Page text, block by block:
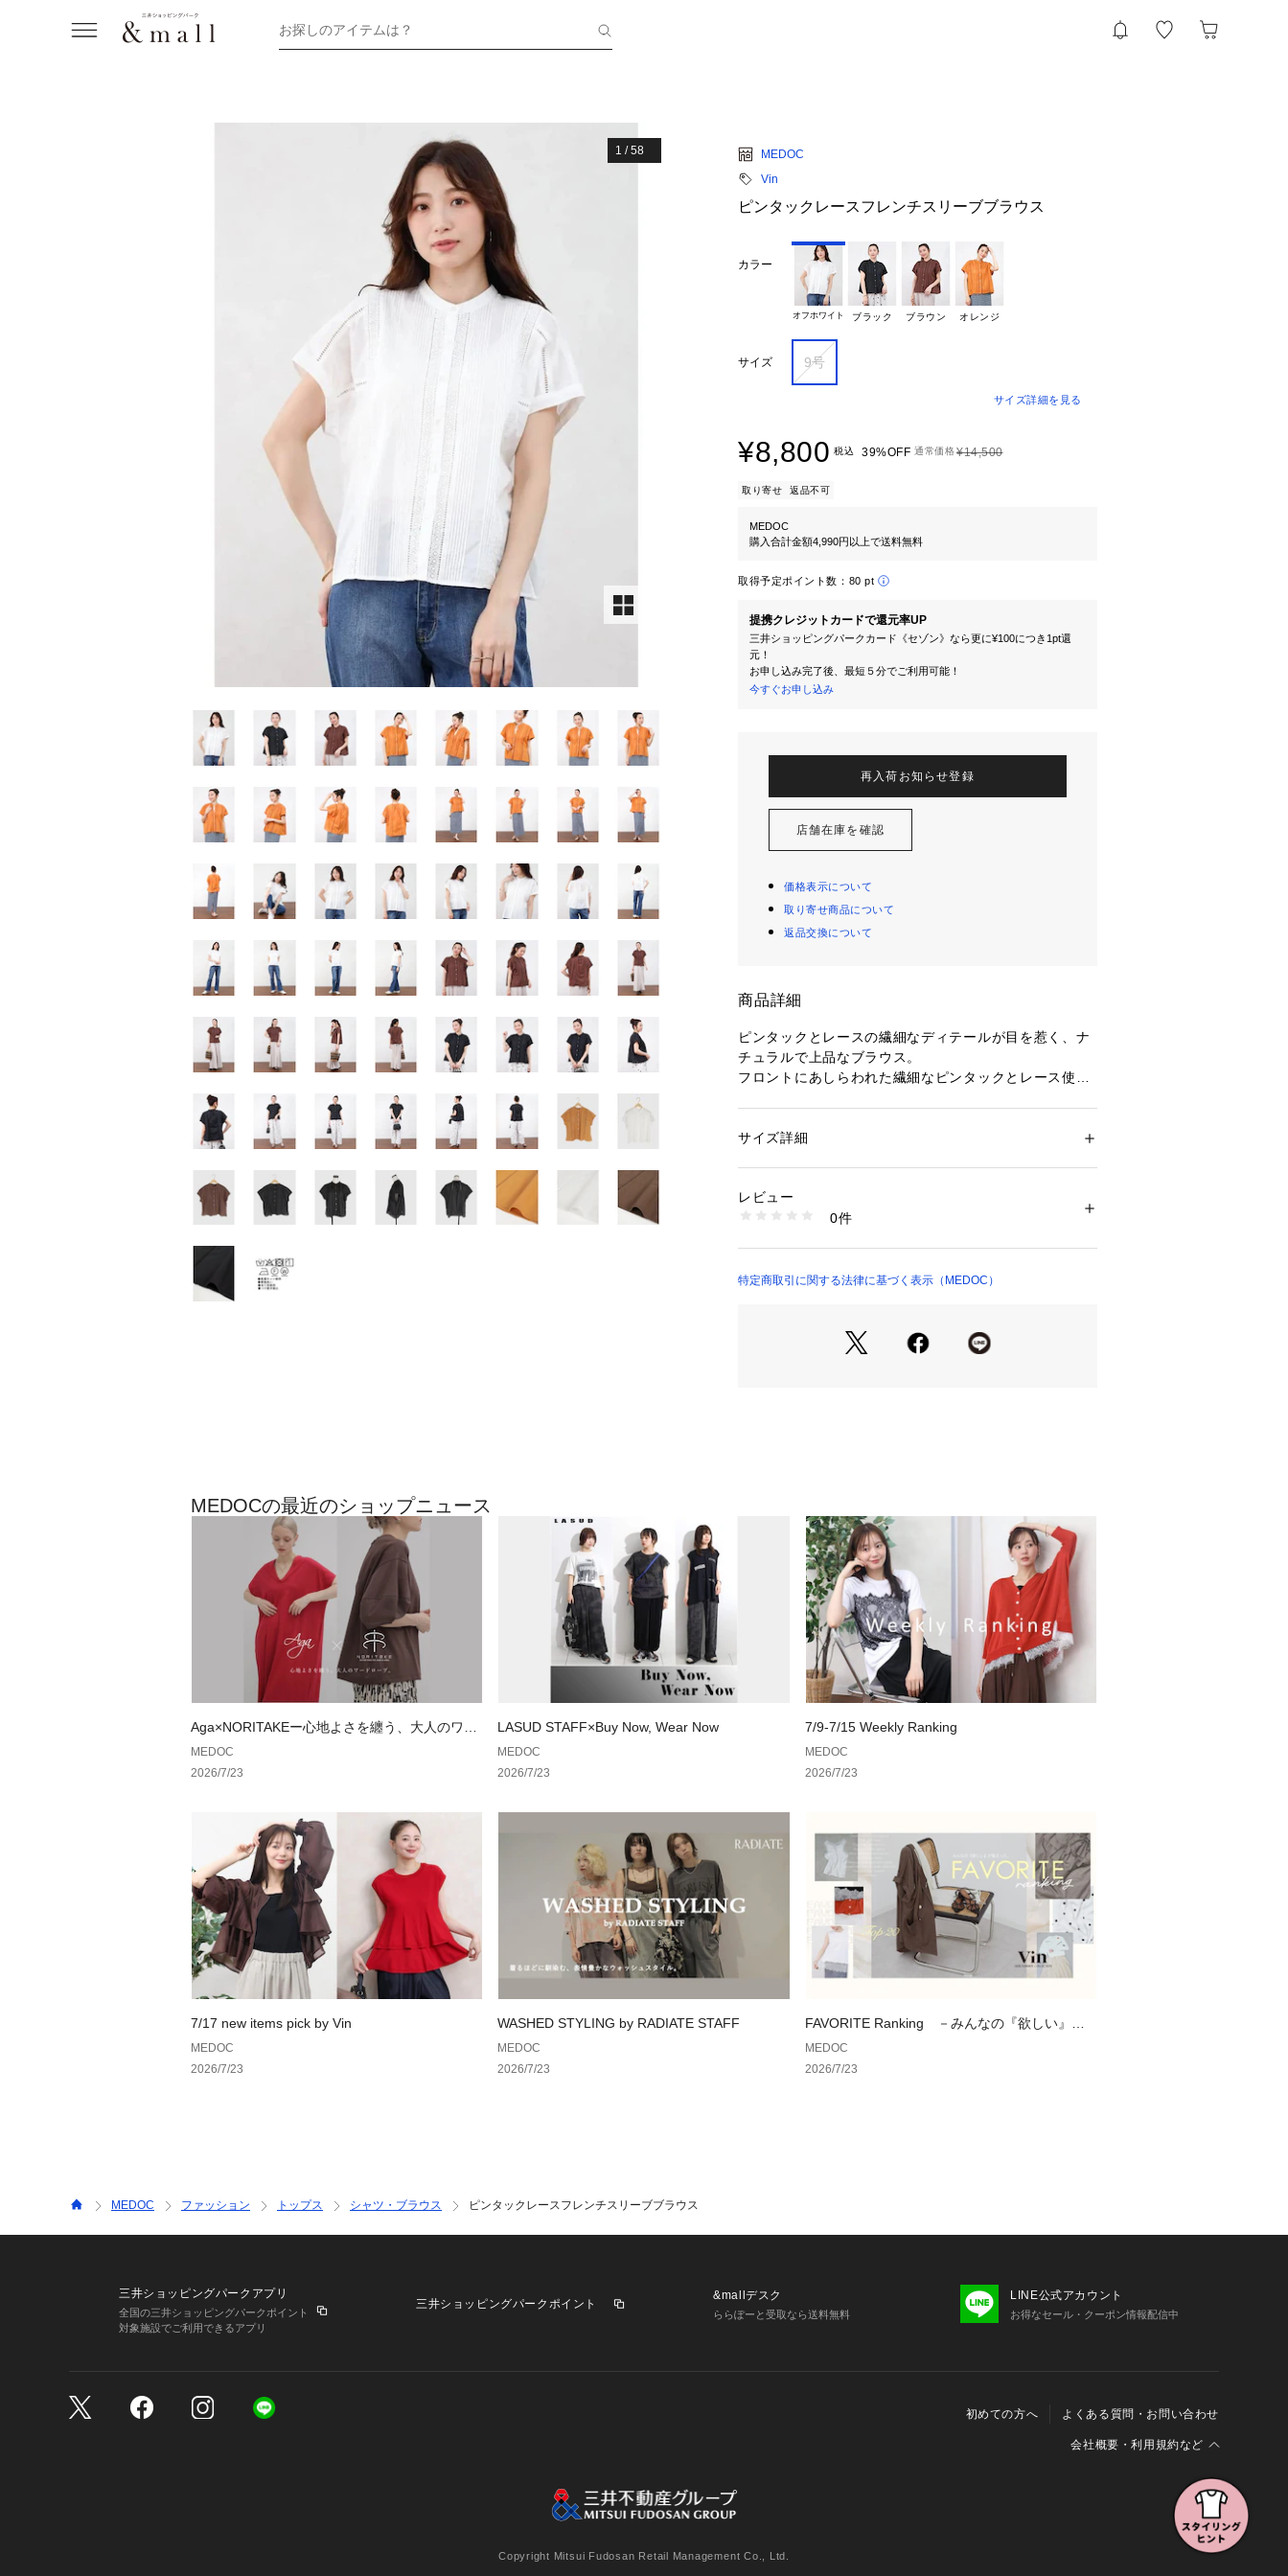
お探しのアイテムは？
1 /58
MEDOC
Vin
ピンタックレースフレンチスリーブブラウス
カラー
オフホワイト ブラック ブラウン オレンジ
サイズ 9号
サイズ詳細を見る
¥8,800 税込 39%OFF 通常価格¥14,500
取り寄せ 返品不可
MEDOC
購入合計金額4,990円以上で送料無料
取得予定ポイント数： 80 pt
提携クレジットカードで還元率UP
三井ショッピングパークカード《セゾン》なら更に¥100につき1pt還
元！
お申し込み完了後、最短５分でご利用可能！
今すぐお申し込み
再入荷お知らせ登録
店舗在庫を確認
価格表示について
取り寄せ商品について
返品交換について
商品詳細
ピンタックとレースの繊細なディテールが目を惹く、ナ
チュラルで上品なブラウス。
フロントにあしらわれた繊細なピンタックとレース使い
チスリーブが二の腕をすっきりと見せ、女性らしくしな
ば、大人カジュアルスタイルに。裾をふんわりとインし
て、ボリュームのあるロングスカートと合わせるのもお
です。
※モデル：166cm
※撮影画像は、光の当たり具合やお使いのモニター設
性別：レディース
透け感 | オフホワイトあり
   ブラック、ブラウン、オレンジ若干あり
伸縮性 | なし
家庭洗濯 | 手洗い可
081324844 （ショップ）
サイズ詳細
レビュー
0件
特定商取引に関する法律に基づく表示（MEDOC）
MEDOCの最近のショップニュース
Aga×NORITAKEー心地よさを纏う、大人のワー
ドローブ。ー
MEDOC
2026/7/23
LASUD STAFF×Buy Now, Wear Now
MEDOC
2026/7/23
7/9-7/15 Weekly Ranking
MEDOC
2026/7/23
7/17 new items pick by Vin
MEDOC
2026/7/23
WASHED STYLING by RADIATE STAFF
MEDOC
2026/7/23
FAVORITE Ranking －みんなの『欲しい』が
集まった、お気に入り登録数ランキング－
MEDOC
2026/7/23
MEDOC ファッション トップス シャツ・ブラウス ピンタックレースフレンチスリーブブラウス
三井ショッピングパークアプリ
全国の三井ショッピングパークポイント
対象施設でご利用できるアプリ
三井ショッピングパークポイント
&mallデスク
ららぽーと受取なら送料無料
LINE公式アカウント
お得なセール・クーポン情報配信中
初めての方へ よくある質問・お問い合わせ
会社概要・利用規約など
特定商取引に関する法律に基づく表示
個人情報保護方針 個人情報の取り扱いについて
Cookieおよびアクセスログについて
三井不動産グループ ソーシャルメディアガイドライン
Copyright Mitsui Fudosan Retail Management Co., Ltd.